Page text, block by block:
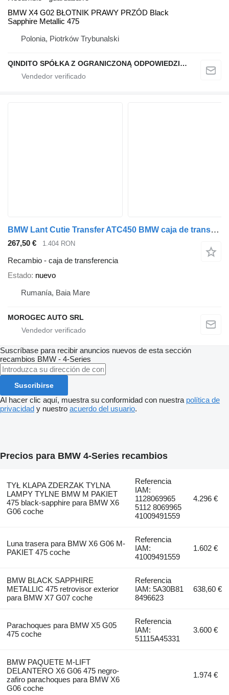
BMW X4 G02 BŁOTNIK PRAWY PRZÓD Black
Sapphire Metallic 475
Polonia, Piotrków Trybunalski
QINDITO SPÓŁKA Z OGRANICZONĄ ODPOWIEDZIALNOŚCIĄ
BMW Lant Cutie Transfer ATC450 BMW caja de transferencia
267,50 € 1.404 RON
Recambio - caja de transferencia
Estado nuevo
Rumanía, Baia Mare
MOROGEC AUTO SRL
Suscríbase para recibir anuncios nuevos de esta sección
recambios BMW - 4-Series
Suscribirse
Al hacer clic aquí, muestra su conformidad con nuestra política de
privacidad y nuestro acuerdo del usuario.
Precios para BMW 4-Series recambios
TYŁ KLAPA ZDERZAK TYLNA
LAMPY TYLNE BMW M PAKIET
475 black-sapphire para BMW X6
G06 coche
Referencia
IAM:
1128069965
5112 8069965
41009491559
4.296 €
Luna trasera para BMW X6 G06 M-
PAKIET 475 coche
Referencia
IAM:
41009491559
1.602 €
BMW BLACK SAPPHIRE
METALLIC 475 retrovisor exterior
para BMW X7 G07 coche
Referencia
IAM: 5A30B81
8496623
638,60 €
Parachoques para BMW X5 G05
475 coche
Referencia
IAM:
51115A45331
3.600 €
BMW PAQUETE M-LIFT
DELANTERO X6 G06 475 negro-
zafiro parachoques para BMW X6
G06 coche
1.974 €